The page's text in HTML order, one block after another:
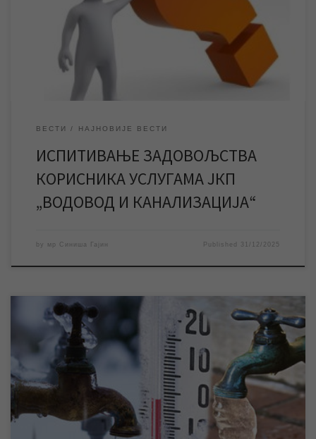
Анонимни упитник се може попунити електронски на сајту
предузећа. У периоду од 31. децембра 2025. до 31. јануара
2026. године ЈКП „Водовод и канализација“ Зрењанин
спроводи испитивање задовољства корисника […]
ВЕСТИ НАЈНОВИЈЕ ВЕСТИ
ИСПИТИВАЊЕ ЗАДОВОЉСТВА
КОРИСНИКА УСЛУГАМА ЈКП
„ВОДОВОД И КАНАЛИЗАЦИЈА“
by мр Синиша Гајин Published 31/12/2025
У зимском периоду адекватна топлотна заштита водомера и
унутрашњих инсталација је једини сигуран начин да се изгбегну
хаварије у објектима, трошкови за њихову санацију и прекид
водоснабдевања. Ниске температуре могу проузроковати
смрзавања и озбиљна оштећења водомера и унутрашњих
водоводних инсталација у објектима, и из тог разлога, као и
сваке године, […]